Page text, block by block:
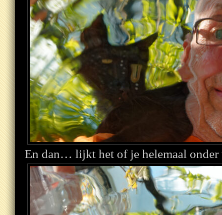
En dan… lijkt het of je helemaal onder